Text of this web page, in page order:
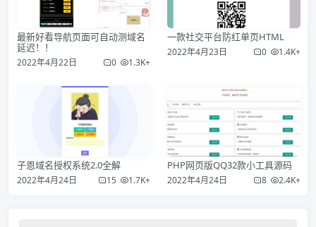
最新好看导航页面可自动测域名
延迟！！
2022年4月22日 0 1.3K+
一款社交平台防红单页HTML
2022年4月23日 0 1.4K+
子恩域名授权系统2.0全解
2022年4月24日 15 1.7K+
PHP网页版QQ32款小工具源码
2022年4月24日 8 2.4K+